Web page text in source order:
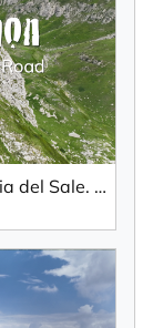
Ligurian border ridge road or Alta Via del Sale. Highlight: The Tornante della Boaria.